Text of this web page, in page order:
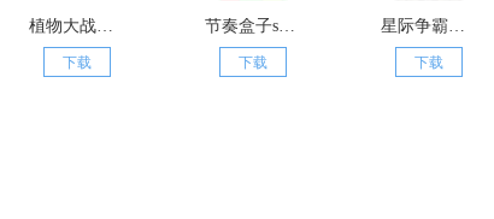
植物大战僵尸杂交版
下载
节奏盒子sprunki模组
下载
星际争霸单机版1.08版本
下载